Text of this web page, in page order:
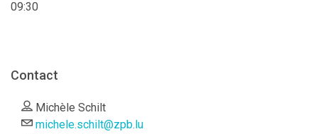
09:30
Contact
Michèle Schilt
michele.schilt@zpb.lu